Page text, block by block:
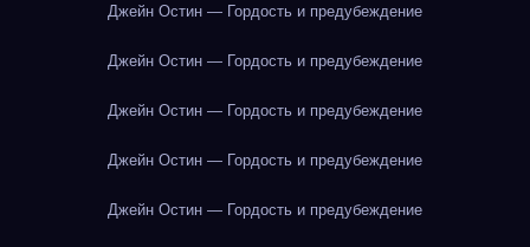
Джейн Остин — Гордость и предубеждение
Джейн Остин — Гордость и предубеждение
Джейн Остин — Гордость и предубеждение
Джейн Остин — Гордость и предубеждение
Джейн Остин — Гордость и предубеждение